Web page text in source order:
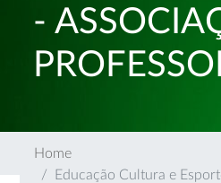
-
Home
Educação Cultura e